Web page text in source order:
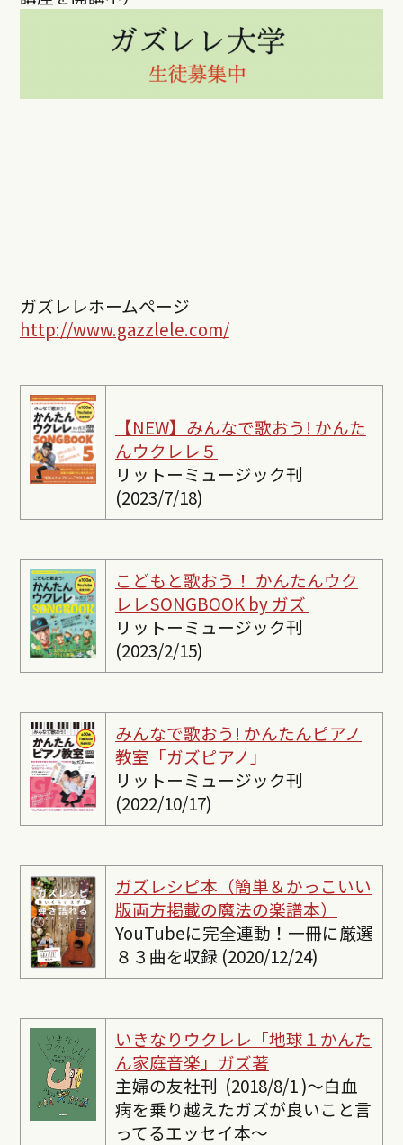
ガズレレホームページ
http://www.gazzlele.com/
【NEW】みんなで歌おう! かんた
んウクレレ５
リットーミュージック刊
(2023/7/18)
こどもと歌おう！ かんたんウク
レレSONGBOOK by ガズ
リットーミュージック刊
(2023/2/15)
みんなで歌おう! かんたんピアノ
教室「ガズピアノ」
リットーミュージック刊
(2022/10/17)
ガズレシピ本（簡単＆かっこいい
版両方掲載の魔法の楽譜本）
YouTubeに完全連動！一冊に厳選
８３曲を収録 (2020/12/24)
いきなりウクレレ「地球１かんた
ん家庭音楽」ガズ著
主婦の友社刊 (2018/8/1 )〜白血
病を乗り越えたガズが良いこと言
ってるエッセイ本〜